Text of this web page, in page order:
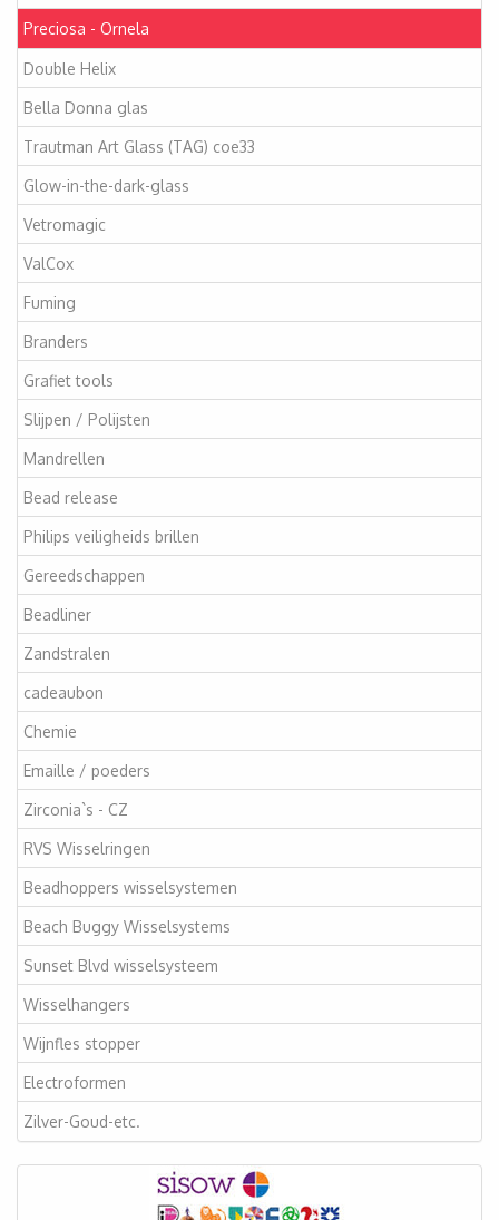
Preciosa - Ornela
Double Helix
Bella Donna glas
Trautman Art Glass (TAG) coe33
Glow-in-the-dark-glass
Vetromagic
ValCox
Fuming
Branders
Grafiet tools
Slijpen / Polijsten
Mandrellen
Bead release
Philips veiligheids brillen
Gereedschappen
Beadliner
Zandstralen
cadeaubon
Chemie
Emaille / poeders
Zirconia`s - CZ
RVS Wisselringen
Beadhoppers wisselsystemen
Beach Buggy Wisselsystems
Sunset Blvd wisselsysteem
Wisselhangers
Wijnfles stopper
Electroformen
Zilver-Goud-etc.